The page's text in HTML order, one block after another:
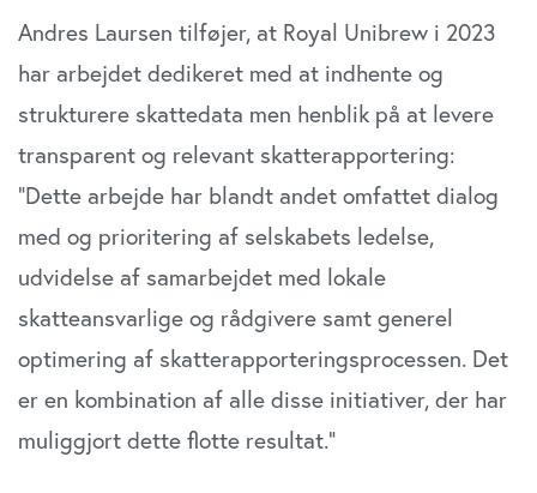
Andres Laursen tilføjer, at Royal Unibrew i 2023
har arbejdet dedikeret med at indhente og
strukturere skattedata men henblik på at levere
transparent og relevant skatterapportering:
”Dette arbejde har blandt andet omfattet dialog
med og prioritering af selskabets ledelse,
udvidelse af samarbejdet med lokale
skatteansvarlige og rådgivere samt generel
optimering af skatterapporteringsprocessen. Det
er en kombination af alle disse initiativer, der har
muliggjort dette flotte resultat.”